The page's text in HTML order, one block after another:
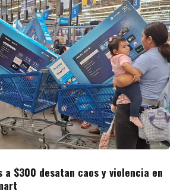
a $300 desatan caos y violencia en